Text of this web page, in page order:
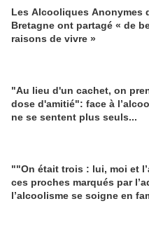
Les Alcooliques Anonymes
Bretagne ont partagé « de
raisons de vivre »
"Au lieu d'un cachet, on
dose d'amitié": face à
ne se sentent plus seuls...
""On était trois : lui, moi et
ces proches marqués par
l’alcoolisme se soigne en